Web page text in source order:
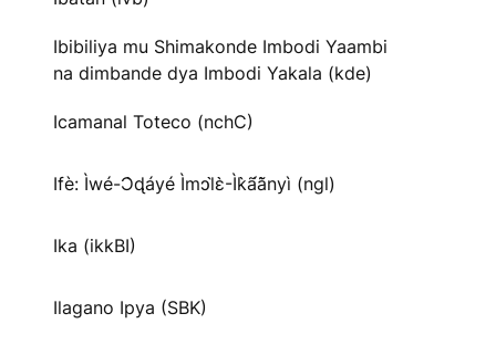
Ibibiliya mu Shimakonde Imbodi Yaambi
na dimbande dya Imbodi Yakala (kde)
Icamanal Toteco (nchC)
Ifè: Ìwé-Ɔ̀ɖáyé Ìmↄl̀ɛ̀-Ìk̀ã́ã̀nyì (ngl)
Ika (ikkBI)
Ilagano Ipya (SBK)